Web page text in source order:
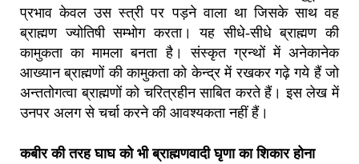
प्रभाव केवल उस स्त्री पर पड़ने वाला था जिसके साथ वह
ब्राह्मण ज्योतिषी सम्भोग करता। यह सीधे-सीधे ब्राह्मण की
कामुकता का मामला बनता है। संस्कृत ग्रन्थों में अनेकानेक
आख्यान ब्राह्मणों की कामुकता को केन्द्र में रखकर गढ़े गये हैं जो
अन्ततोगत्वा ब्राह्मणों को चरित्रहीन साबित करते हैं। इस लेख में
उनपर अलग से चर्चा करने की आवश्यकता नहीं हैं।
कबीर की तरह घाघ को भी ब्राह्मणवादी घृणा का शिकार होना